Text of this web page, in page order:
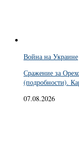
Война на Украине
Сражение за
(подробности).
07.08.2026